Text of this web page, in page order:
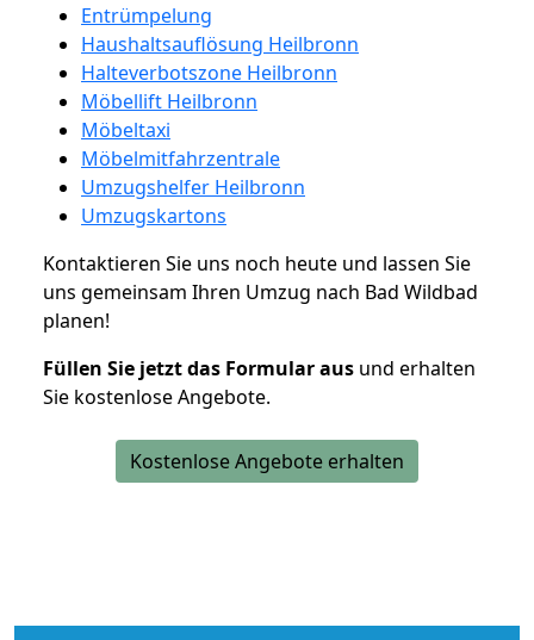
Entrümpelung
Haushaltsauflösung Heilbronn
Halteverbotszone Heilbronn
Möbellift Heilbronn
Möbeltaxi
Möbelmitfahrzentrale
Umzugshelfer Heilbronn
Umzugskartons
Kontaktieren Sie uns noch heute und lassen Sie
uns gemeinsam Ihren Umzug nach Bad Wildbad
planen!
Füllen Sie jetzt das Formular aus und erhalten
Sie kostenlose Angebote.
Kostenlose Angebote erhalten